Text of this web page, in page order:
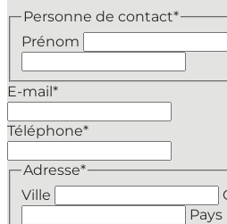
Personne de contact*
Prénom
E-mail*
Téléphone*
Adresse*
Ville
Pays